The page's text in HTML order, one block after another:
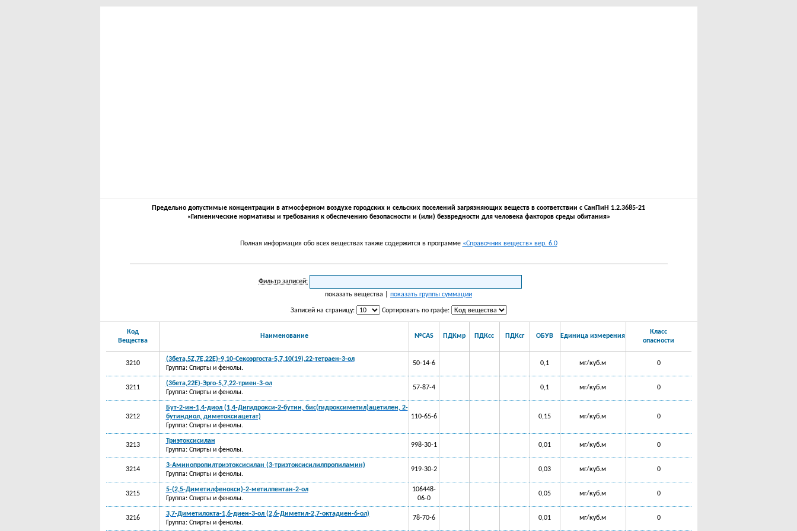
Предельно допустимые концентрации в атмосферном воздухе городских и сельских поселений загрязняющих веществ в соответствии с СанПиН 1.2.3685-21
«Гигиенические нормативы и требования к обеспечению безопасности и (или) безвредности для человека факторов среды обитания»
Полная информация обо всех веществах также содержится в программе «Справочник веществ» вер. 6.0
Фильтр записей:
показать вещества | показать группы суммации
Записей на страницу: Сортировать по графе:
Код
Вещества
Наименование №CAS ПДКмр ПДКсс ПДКсг ОБУВ Единица измерения
Класс
опасности
3210
(3бета,5Z,7E,22E)-9,10-Секоэргоста-5,7,10(19),22-тетраен-3-ол
Группа: Спирты и фенолы.
50-14-6 0,1 мг/куб.м 0
3211
(3бета,22E)-Эрго-5,7,22-триен-3-ол
Группа: Спирты и фенолы.
57-87-4 0,1 мг/куб.м 0
3212
Бут-2-ин-1,4-диол (1,4-Дигидрокси-2-бутин, бис(гидроксиметил)ацетилен, 2-
бутиндиол, диметоксиацетат)
Группа: Спирты и фенолы.
110-65-6 0,15 мг/куб.м 0
3213
Триэтоксисилан
Группа: Спирты и фенолы.
998-30-1 0,01 мг/куб.м 0
3214
3-Аминопропилтриэтоксисилан (3-триэтоксисилилпропиламин)
Группа: Спирты и фенолы.
919-30-2 0,03 мг/куб.м 0
3215
5-(2,5-Диметилфенокси)-2-метилпентан-2-ол
Группа: Спирты и фенолы.
106448-
06-0
0,05 мг/куб.м 0
3216
3,7-Диметилокта-1,6-диен-3-ол (2,6-Диметил-2,7-октадиен-6-ол)
Группа: Спирты и фенолы.
78-70-6 0,01 мг/куб.м 0